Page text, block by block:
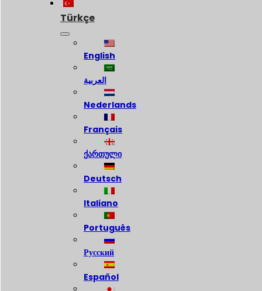
Türkçe
English
العربية
Nederlands
Français
ქართული
Deutsch
Italiano
Português
Русский
Español